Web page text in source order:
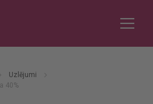
Uzlējumi
40%